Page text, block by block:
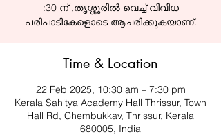
:30 ന് ,തൃശ്ശൂരിൽ വെച്ച് വിവിധ
പരിപാടികേളാെടെ ആചരിക്കുകയാണ്.
Time & Location
22 Feb 2025, 10:30 am – 7:30 pm
Kerala Sahitya Academy Hall Thrissur, Town
Hall Rd, Chembukkav, Thrissur, Kerala
680005, India